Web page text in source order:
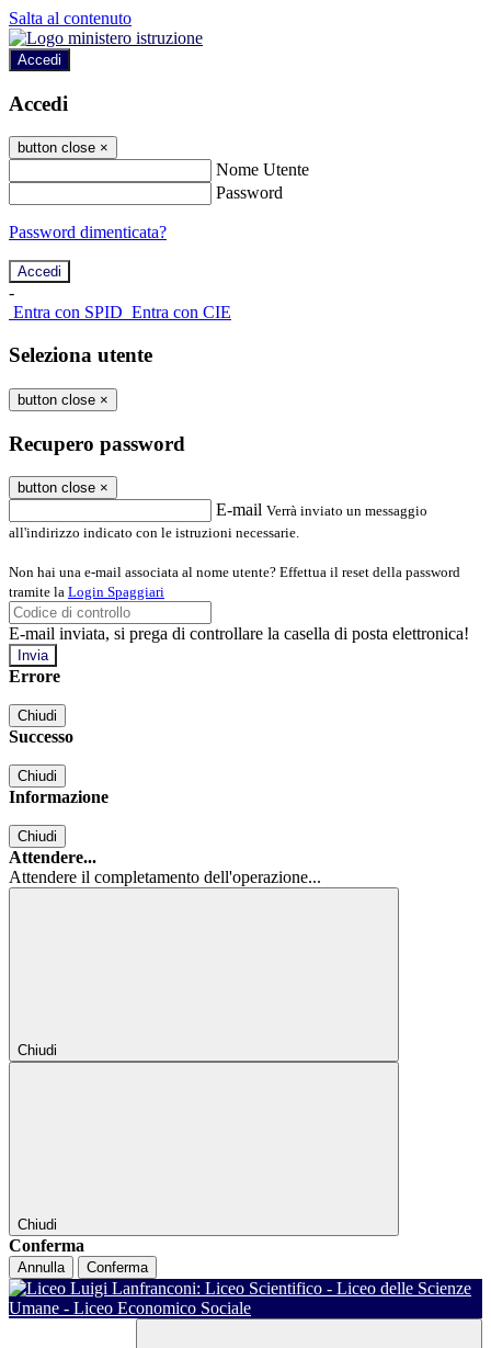
Salta al contenuto
Accedi
Accedi
button close ×
Nome Utente
Password
Password dimenticata?
-
Entra con SPID Entra con CIE
Seleziona utente
button close ×
Recupero password
button close ×
E-mail Verrà inviato un messaggio
all'indirizzo indicato con le istruzioni necessarie.
Non hai una e-mail associata al nome utente? Effettua il reset della password
tramite la Login Spaggiari
E-mail inviata, si prega di controllare la casella di posta elettronica!
Errore
Chiudi
Successo
Chiudi
Informazione
Chiudi
Attendere...
Attendere il completamento dell'operazione...
Chiudi
Chiudi
Conferma
Annulla Conferma